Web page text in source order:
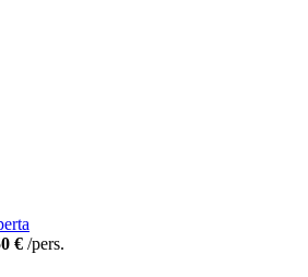
€ /pers.